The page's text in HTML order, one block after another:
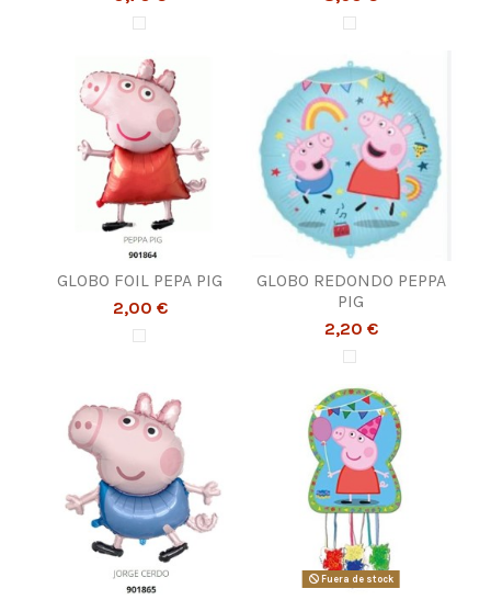
GLOBO FOIL PEPA PIG
2,00 €
GLOBO REDONDO PEPPA
PIG
2,20 €
Fuera de stock